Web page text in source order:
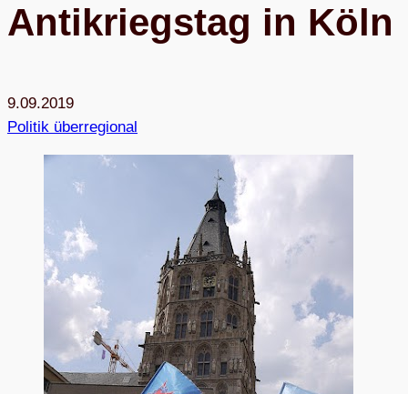
Anti­kriegs­tag in Köln
9.09.2019
Politik überregional